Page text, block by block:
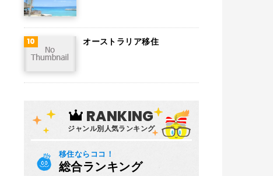
オーストラリア移住
RANKING
ジャンル別人気ランキング
移住ならココ！
総合ランキング